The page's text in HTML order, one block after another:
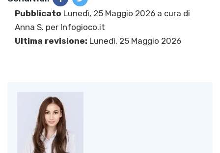
Pubblicato Lunedì, 25 Maggio 2026 a cura di
Anna S. per Infogioco.it
Ultima revisione: Lunedì, 25 Maggio 2026